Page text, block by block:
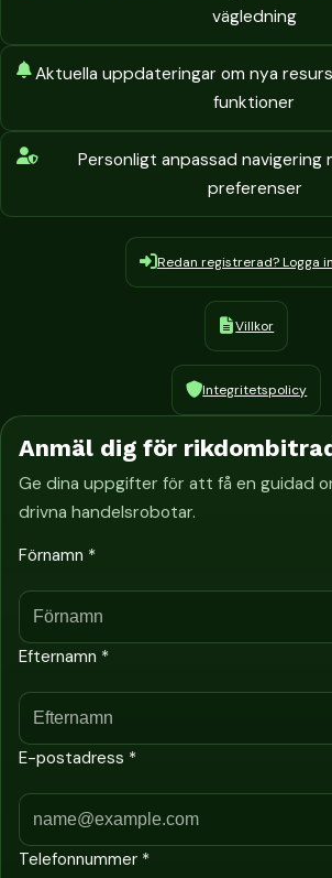
vägledning
Aktuella uppdateringar om nya
funktioner
Personligt anpassad navigering
preferenser
Redan registrerad? Logga
Villkor
Integritetspolicy
Anmäl dig för
Ge dina uppgifter för att få en guidad
drivna handelsrobotar.
Förnamn *
Efternamn *
E-postadress *
Telefonnummer *